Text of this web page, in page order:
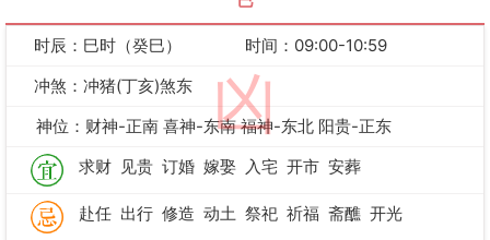
凶
时辰：巳时（癸巳）
时间：09:00-10:59
冲煞：冲猪(丁亥)煞东
神位：财神-正南 喜神-东南 福神-东北 阳贵-正东
求财 见贵 订婚 嫁娶 入宅 开市 安葬
赴任 出行 修造 动土 祭祀 祈福 斋醮 开光